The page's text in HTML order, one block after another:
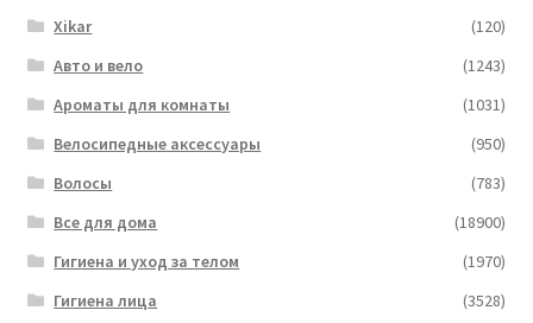
Xikar
(120)
Авто и вело
(1243)
Ароматы для комнаты
(1031)
Велосипедные аксессуары
(950)
Волосы
(783)
Все для дома
(18900)
Гигиена и уход за телом
(1970)
Гигиена лица
(3528)